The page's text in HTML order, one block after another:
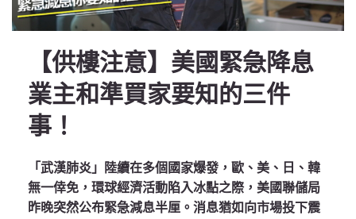
【供樓注意】美國緊急降息
業主和準買家要知的三件
事！
「武漢肺炎」陸續在多個國家爆發，歐、美、日、韓
無一倖免，環球經濟活動陷入冰點之際，美國聯儲局
昨晚突然公布緊急減息半厘。消息猶如向市場投下震